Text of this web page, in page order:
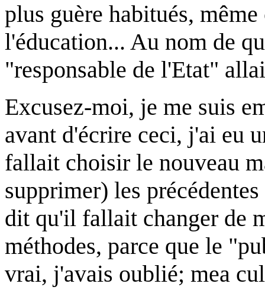
plus guère habitués,
l'éducation... Au nom de
"responsable de l'Etat"
Excusez-moi, je me suis
avant d'écrire ceci, j'ai eu
fallait choisir le nouveau
supprimer) les
dit qu'il fallait changer de
méthodes, parce que le
vrai, j'avais oublié; mea